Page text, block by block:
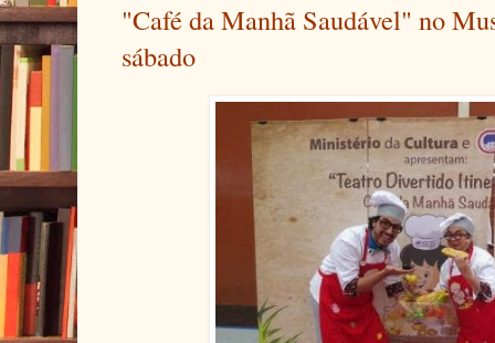
"Café da Manhã Saudável" no
sábado